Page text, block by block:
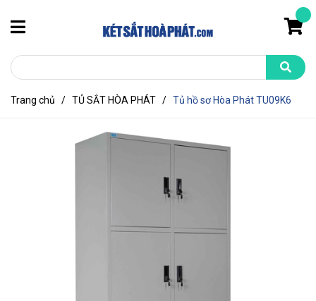
Trang chủ / TỦ SẮT HÒA PHÁT / Tủ hồ sơ Hòa Phát TU09K6